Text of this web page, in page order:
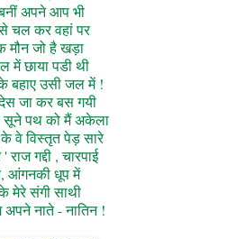
अपने आप भी
चल कर वहां पर
मौन जो है खड़ा
में छाया पडी थी
उसी जल में !
देस जा कर बस गयी
सूने पथ को मैं अकेला
वे विस्तृत पेड़ सारे
गद्दी , चारपाई
आंगनकी धूप में
मेरे संगी साथी
नाते - नातिन !